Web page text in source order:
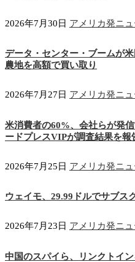
2026年7月30日 アメリカ発ニュ
データ・センター・ブームが
農地を高額で買い取り
2026年7月27日 アメリカ発ニュ
米消費者の60%、会社らが発
ードプレスVIPが調査結果を報
2026年7月25日 アメリカ発ニュ
ウェイモ、29.99ドルでサブス
2026年7月23日 アメリカ発ニュ
中国のスパイら、リンクトイ